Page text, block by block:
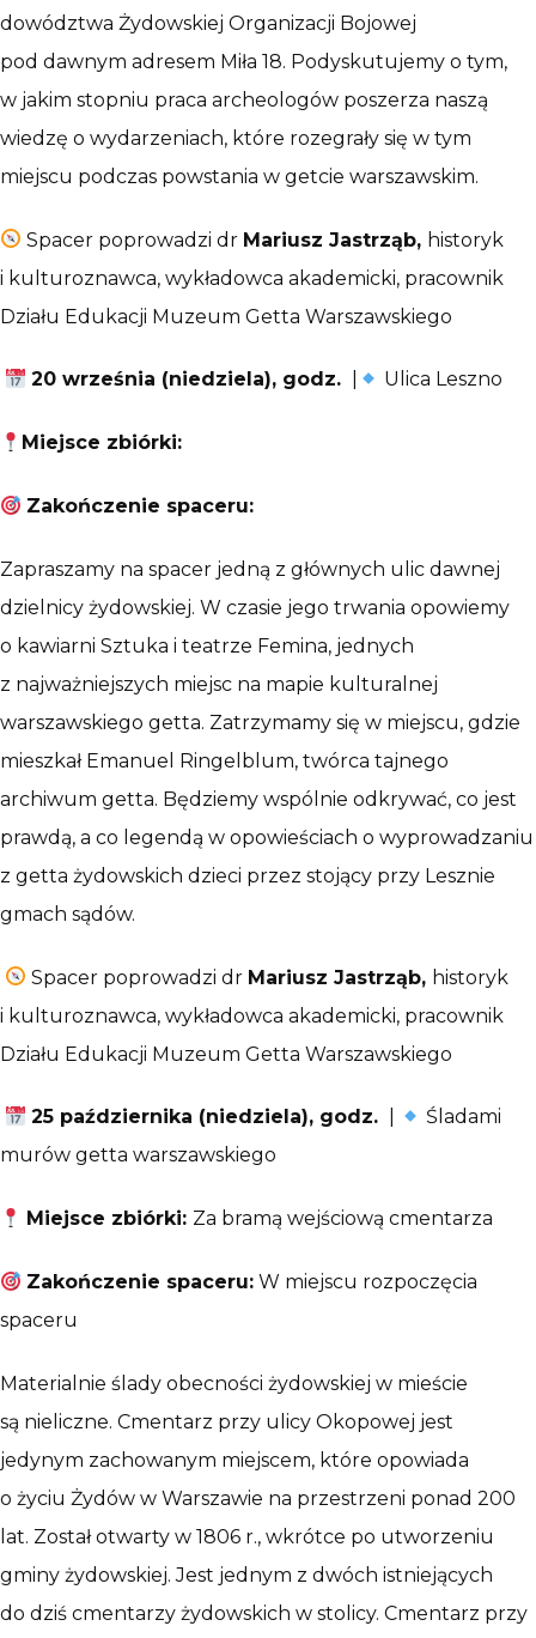
dowództwa Żydowskiej Organizacji Bojowej
pod dawnym adresem Miła 18. Podyskutujemy o tym,
w jakim stopniu praca archeologów poszerza naszą
wiedzę o wydarzeniach, które rozegrały się w tym
miejscu podczas powstania w getcie warszawskim.
Spacer poprowadzi dr Mariusz Jastrząb, historyk
i kulturoznawca, wykładowca akademicki, pracownik
Działu Edukacji Muzeum Getta Warszawskiego
20 września (niedziela), godz. Ulica Leszno
Miejsce zbiórki:
Zakończenie spaceru:
Zapraszamy na spacer jedną z głównych ulic dawnej
dzielnicy żydowskiej. W czasie jego trwania opowiemy
o kawiarni Sztuka i teatrze Femina, jednych
z najważniejszych miejsc na mapie kulturalnej
warszawskiego getta. Zatrzymamy się w miejscu, gdzie
mieszkał Emanuel Ringelblum, twórca tajnego
archiwum getta. Będziemy wspólnie odkrywać, co jest
prawdą, a co legendą w opowieściach o wyprowadzaniu
z getta żydowskich dzieci przez stojący przy Lesznie
gmach sądów.
Spacer poprowadzi dr Mariusz Jastrząb, historyk
i kulturoznawca, wykładowca akademicki, pracownik
Działu Edukacji Muzeum Getta Warszawskiego
25 października (niedziela), godz.
Śladami
murów getta warszawskiego
Miejsce zbiórki: Za bramą wejściową cmentarza
Zakończenie spaceru: W miejscu rozpoczęcia
spaceru
Materialnie ślady obecności żydowskiej w mieście
są nieliczne. Cmentarz przy ulicy Okopowej jest
jedynym zachowanym miejscem, które opowiada
o życiu Żydów w Warszawie na przestrzeni ponad 200
lat. Został otwarty w 1806 r., wkrótce po utworzeniu
gminy żydowskiej. Jest jednym z dwóch istniejących
do dziś cmentarzy żydowskich w stolicy. Cmentarz przy